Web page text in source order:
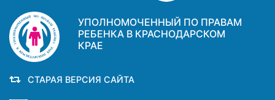
УПОЛНОМОЧЕННЫЙ ПО ПРАВАМ
РЕБЕНКА В КРАСНОДАРСКОМ
КРАЕ
СТАРАЯ ВЕРСИЯ САЙТА